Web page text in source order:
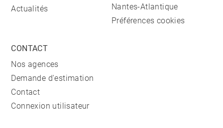
Actualités
Nantes-Atlantique
Préférences cookies
CONTACT
Nos agences
Demande d'estimation
Contact
Connexion utilisateur